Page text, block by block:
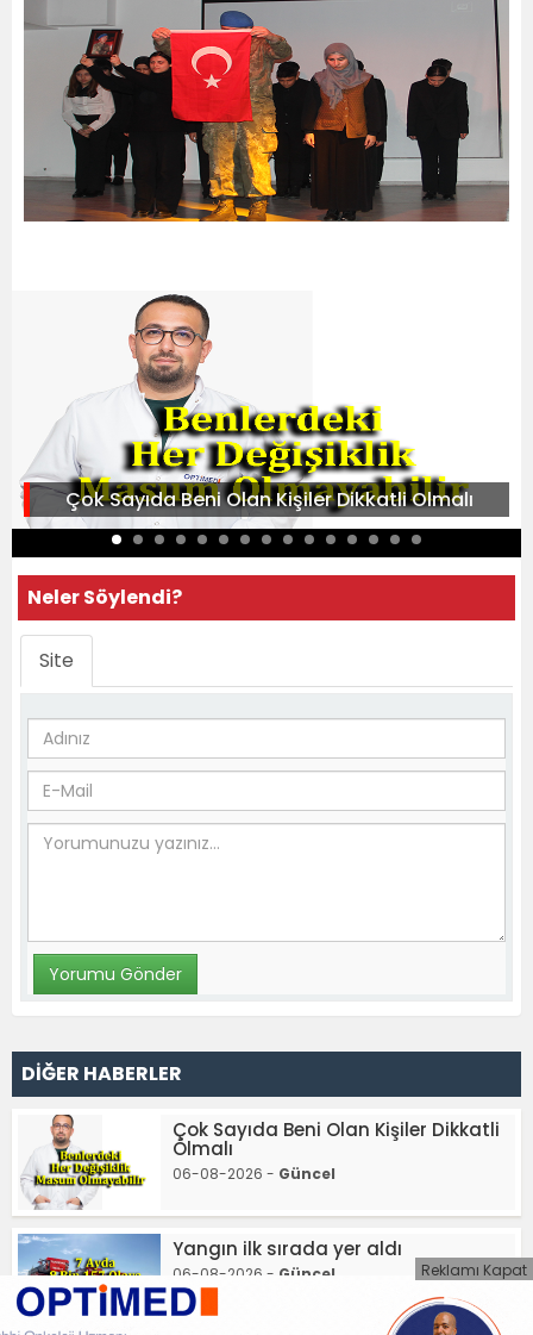
Çok Sayıda Beni Olan Kişiler Dikkatli Olmalı
Neler Söylendi?
Site
DİĞER HABERLER
Çok Sayıda Beni Olan Kişiler Dikkatli
Olmalı
06-08-2026 - Güncel
Yangın ilk sırada yer aldı
06-08-2026 - Güncel Reklamı Kapat